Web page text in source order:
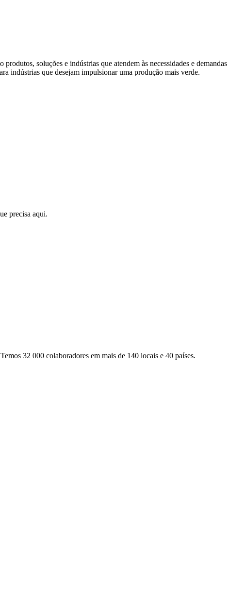
soluções e indústrias que atendem às necessidades e demandas
indústrias que desejam impulsionar uma produção mais verde.
precisa aqui.
32 000 colaboradores em mais de 140 locais e 40 países.